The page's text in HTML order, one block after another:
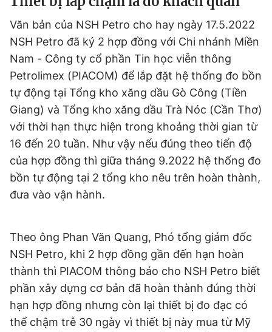
Giấy phép xuất bản số 110/GP - BTTTT cấp ngày 24.3.2020
© 2003-2026 Bản quyền thuộc về Báo Thanh Niên. Cấm sao
chép dưới mọi hình thức nếu không có sự chấp thuận bằng văn
bản. Phát triển bởi ePi Technologies, JSC.
Văn bản của NSH Petro cho hay ngày 17.5.2022
NSH Petro đã ký 2 hợp đồng với Chi nhánh Miền
Nam - Công ty cổ phần Tin học viễn thông
Petrolimex (PIACOM) để lắp đặt hệ thống đo bồn
tự động tại Tổng kho xăng dầu Gò Công (Tiền
Giang) và Tổng kho xăng dầu Trà Nóc (Cần Thơ)
với thời hạn thực hiện trong khoảng thời gian từ
16 đến 20 tuần. Như vậy nếu đúng theo tiến độ
của hợp đồng thì giữa tháng 9.2022 hệ thống đo
bồn tự động tại 2 tổng kho nêu trên hoàn thành,
đưa vào vận hành.
Theo ông Phan Văn Quang, Phó tổng giám đốc
NSH Petro, khi 2 hợp đồng gần đến hạn hoàn
thành thì PIACOM thông báo cho NSH Petro biết
phần xây dựng cơ bản đã hoàn thành đúng thời
hạn hợp đồng nhưng còn lại thiết bị đo đạc có
thể chậm trễ 30 ngày vì thiết bị này mua từ Mỹ